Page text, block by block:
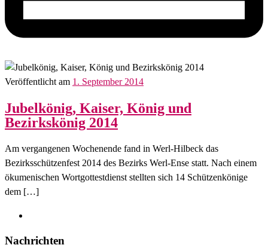
Veröffentlicht am 1. September 2014
Jubelkönig, Kaiser, König und
Bezirkskönig 2014
Am vergangenen Wochenende fand in Werl-Hilbeck das
Bezirksschützenfest 2014 des Bezirks Werl-Ense statt. Nach einem
ökumenischen Wortgottestdienst stellten sich 14 Schützenkönige
dem […]
Nachrichten